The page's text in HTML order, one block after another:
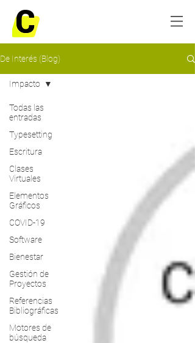
De Interés (Blog)
Todas las
entradas
Typesetting
Escritura
Clases
Virtuales
Elementos
Gráficos
COVID-19
Software
Bienestar
Gestión de
Proyectos
Referencias
Bibliográficas
Motores de
búsqueda
Impacto